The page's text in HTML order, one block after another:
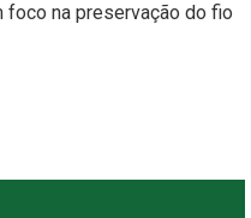
na preservação do fio